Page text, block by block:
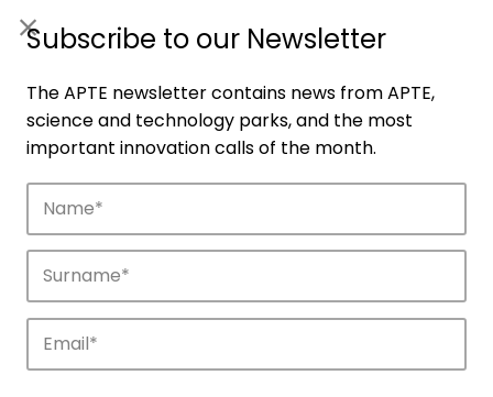
Companies
Discover the companies that drive
Subscribe to our Newsletter
The APTE newsletter contains news from APTE,
science and technology parks, and the most
important innovation calls of the month.